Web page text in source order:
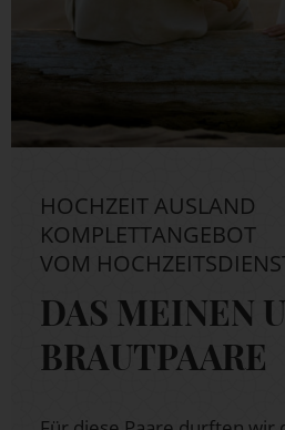
HOCHZEIT AUSLAND
KOMPLETTANGEBOT
VOM
DAS MEINEN
BRAUTPAARE